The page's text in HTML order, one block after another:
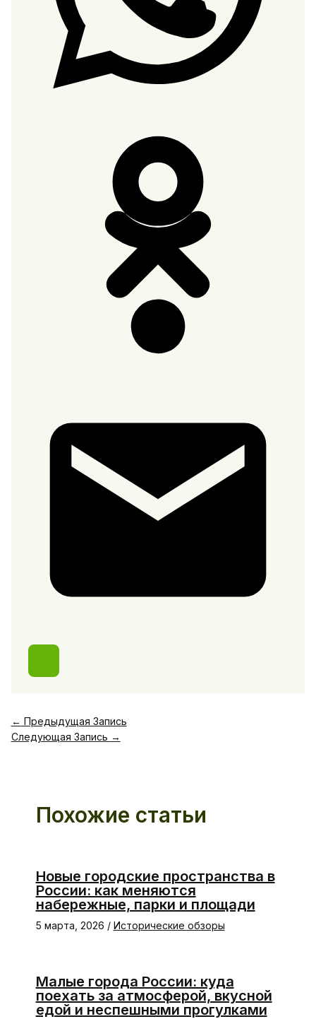
← Предыдущая Запись
Следующая Запись →
Похожие статьи
Новые городские пространства в
России: как меняются
набережные, парки и площади
5 марта, 2026 / Исторические обзоры
Малые города России: куда
поехать за атмосферой, вкусной
едой и неспешными прогулками